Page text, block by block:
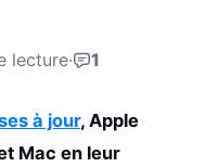
lecture· 1
à jour, Apple
Mac en leur